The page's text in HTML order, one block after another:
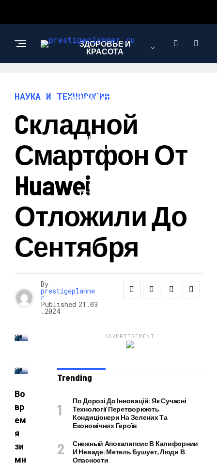
ЗДОРОВЬЕ И
КРАСОТА
ИНТЕРЕСНОЕ И
ПОЗНАВАТЕЛЬНОЕ
ЛЮБОВЬ И
ОТНОШЕНИЯ
НАУКА И
ТЕХНОЛОГИИ
НАУКА И ТЕХНОЛОГИИ
Cкладной
Смартфон От
Huawei
Отложили До
Сентября
By
prestigeplanne
r
Published 21.03
.2024
Во
вр
ем
я
зи
мн
ADVERTISEMENT
Trending
По Дорозі До Інновацій: Як Сучасні
Технології Перетворюють
Кондиціонери На Зелених Та
Економічних Героїв
Снежный Апокалипсис В Калифорнии
И Неваде: Метель Бушует, Люди В
Опасности